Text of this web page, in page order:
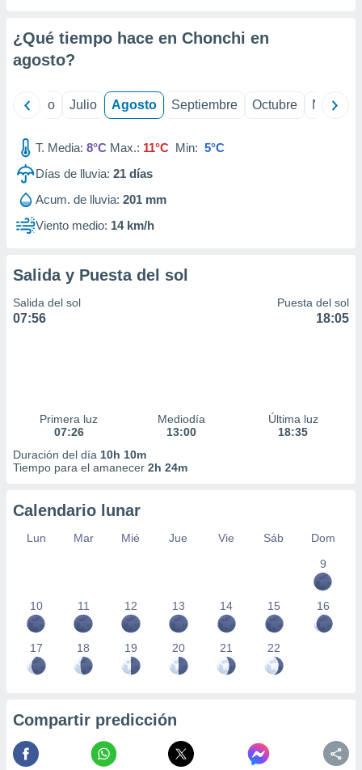
e
de
¿Qué tiempo hace en Chonchi en
agosto?
Junio Julio Agosto Septiembre Octubre
T. Media: 8°C Max.: 11°C Min: 5°C
Días de lluvia: 21 días
Acum. de lluvia: 201 mm
Viento medio: 14 km/h
Salida y Puesta del sol
Salida del sol
07:56
Puesta del sol
18:05
Primera luz
07:26
Mediodía
13:00
Última luz
18:35
Duración del día 10h 10m
Tiempo para el amanecer 2h 24m
Calendario lunar
Lun Mar Mié Jue Vie Sáb
Dom
9
10 11 12 13 14 15 16
17 18 19 20 21 22
Compartir predicción